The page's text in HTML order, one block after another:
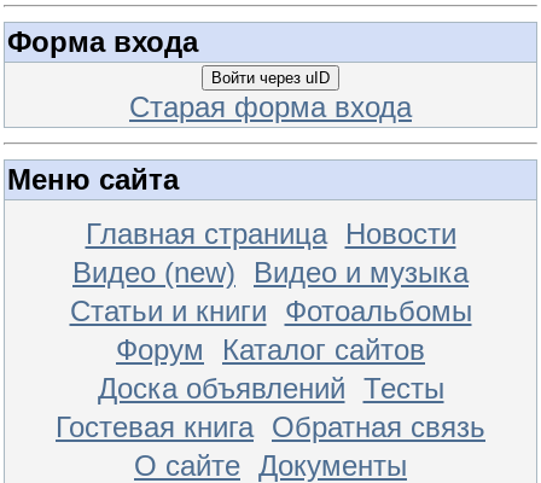
Форма входа
Войти через uID
Старая форма входа
Меню сайта
Главная страница
Новости
Видео (new)
Видео и музыка
Статьи и книги
Фотоальбомы
Форум
Каталог сайтов
Доска объявлений Тесты
Гостевая книга Обратная связь
О сайте Документы